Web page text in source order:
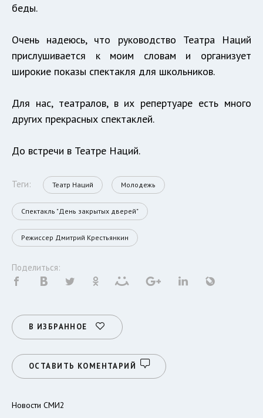
беды.
Очень надеюсь, что руководство Театра Наций
прислушивается к моим словам и организует
широкие показы спектакля для школьников.
Для нас, театралов, в их репертуаре есть много
других прекрасных спектаклей.
До встречи в Театре Наций.
Теги: Театр Наций Молодежь
Спектакль "День закрытых дверей"
Режиссер Дмитрий Крестьянкин
Поделиться:
В ИЗБРАННОЕ
ОСТАВИТЬ КОМЕНТАРИЙ
Новости СМИ2